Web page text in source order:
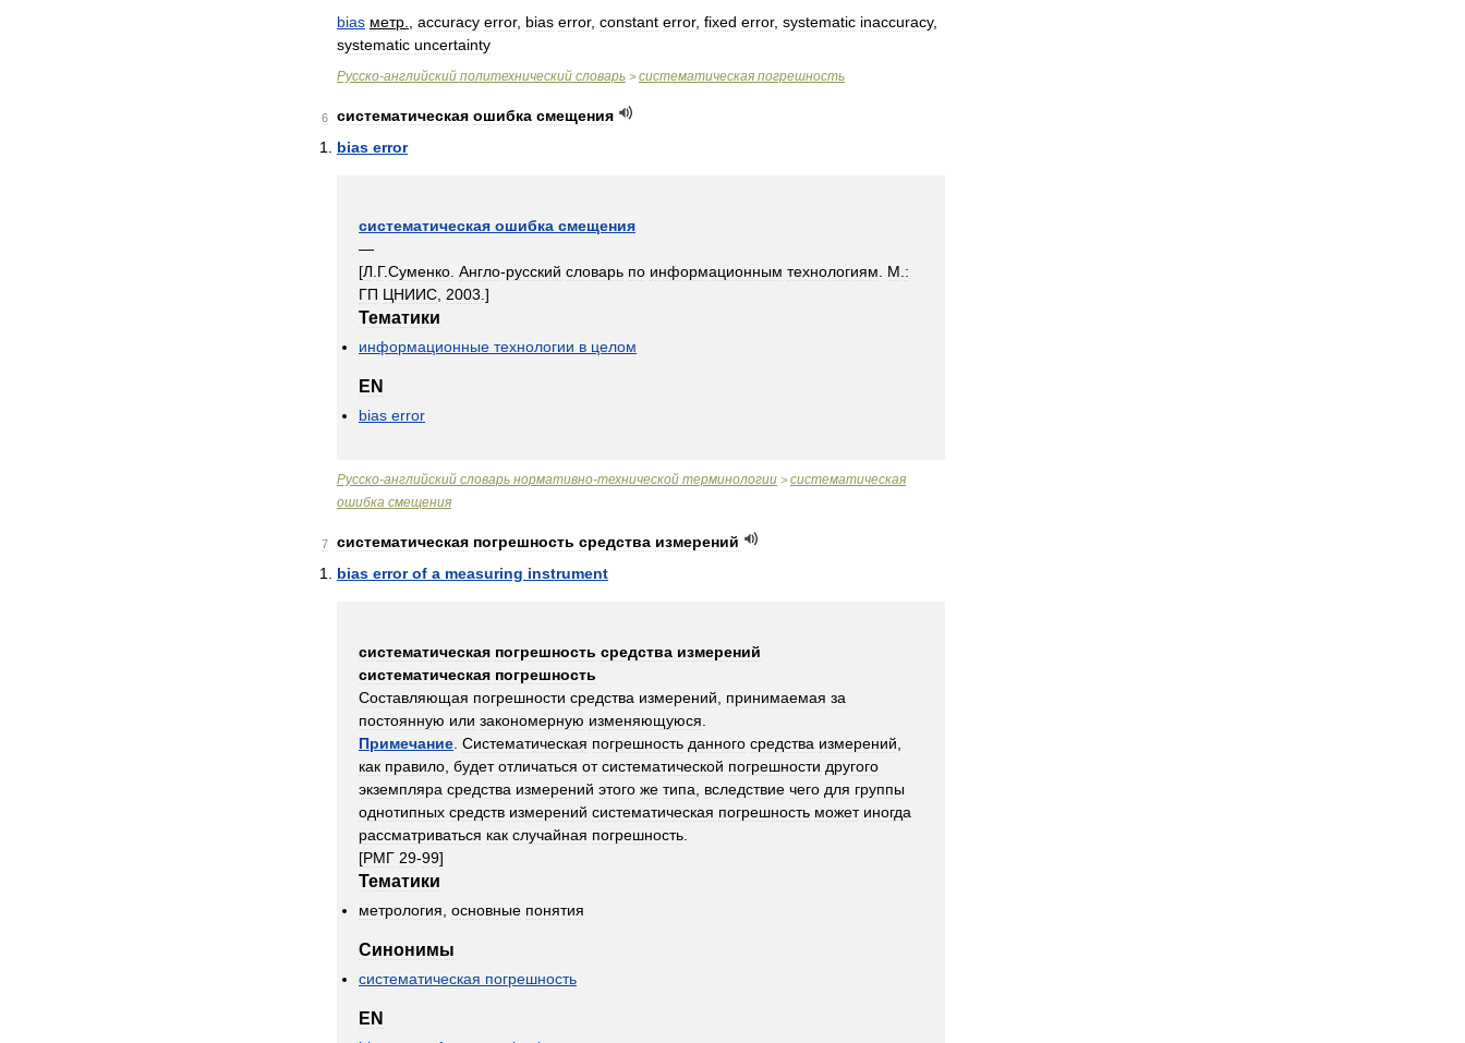
bias метр accuracy error, bias error, constant error, fixed error, systematic inaccuracy,
systematic uncertainty
Русско-английский политехнический словарь > систематическая погрешность
6 систематическая ошибка смещения
bias error
систематическая ошибка смещения
—
[Л Г.Суменко Англо-русский словарь по информационным технологиям М :
ГП ЦНИИС 2003 .]
Тематики
информационные технологии в целом
EN
bias error
Русско-английский словарь нормативно-технической терминологии > систематическая
ошибка смещения
7 систематическая погрешность средства измерений
bias error of a measuring instrument
систематическая погрешность средства измерений
систематическая погрешность
Составляющая погрешности средства измерений принимаемая за
постоянную или закономерную изменяющуюся
Примечание Систематическая погрешность данного средства измерений
как правило будет отличаться от систематической погрешности другого
экземпляра средства измерений этого же типа вследствие чего для группы
однотипных средств измерений систематическая погрешность может иногда
рассматриваться как случайная погрешность
[РМГ 29-99]
Тематики
метрология основные понятия
Синонимы
систематическая погрешность
EN